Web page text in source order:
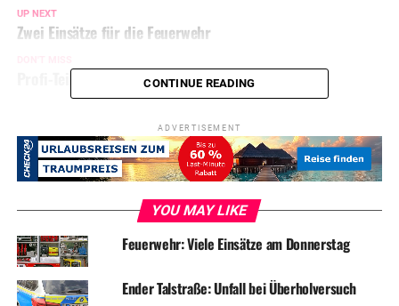
UP NEXT
Zwei Einsätze für die Feuerwehr
Profi-Teilediebe plündern BMW
CONTINUE READING
ADVERTISEMENT
YOU MAY LIKE
Feuerwehr: Viele Einsätze am Donnerstag
Ender Talstraße: Unfall bei Überholversuch